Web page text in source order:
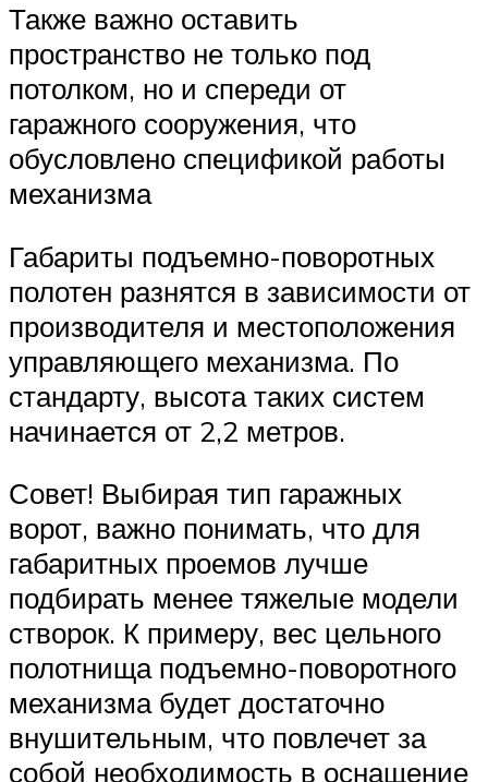
Также важно оставить
пространство не только под
потолком, но и спереди от
гаражного сооружения, что
обусловлено спецификой работы
механизма
Габариты подъемно-поворотных
полотен разнятся в зависимости от
производителя и местоположения
управляющего механизма. По
стандарту, высота таких систем
начинается от 2,2 метров.
Совет! Выбирая тип гаражных
ворот, важно понимать, что для
габаритных проемов лучше
подбирать менее тяжелые модели
створок. К примеру, вес цельного
полотнища подъемно-поворотного
механизма будет достаточно
внушительным, что повлечет за
собой необходимость в оснащение